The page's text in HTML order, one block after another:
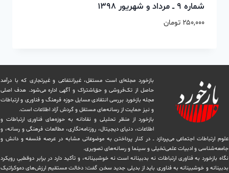
شماره ۹ ــ مرداد و شهریور ۱۳۹۸
۲۵۰,۰۰۰ تومان
بازخورد مجله‌ای است مستقل، غیرانتفاعی و غیرتجاری که با درآمد
حاصل از تک‌فروشی و حق‌اشتراک و آگهی اداره می‌شود. ‏هدف اصلی
مجله بازخورد بررسی انتقادی مسایل حوزه فرهنگ و فناوری و ارتباطات
و نیز حمایت از رسانه‌های مستقل و‌ گردش ‏آزاد اطلاعات است.
بازخورد از منظر تحلیلی و نقادانه به حوزه‌های فناوری ارتباطات و
اطلاعات، دنیای دیجیتال، روزنامه‌نگاری، ‏مطالعات فرهنگی و رسانه، و
علوم ارتباطات اجتماعی می‌پردازد ــ در کنار پرداختن به موضوعاتی مشابه در عرصه فلسفه و دانش و
‏جامعه‌شناسی و ادبیات علمی‌تخیلی و سینما و رسانه‌های تصویری.
نگاه بازخورد به فناوری ارتباطات نه بدبینانه است نه خوشبینانه، و تأکید دارد ‏در برابر دوقطبیِ رویکرد
بدبینانه و خوشبینانه به فناوری باید از بدیلی جدید سخن گفت: دخالت مستقیم ارزش‌های دموکراتیک